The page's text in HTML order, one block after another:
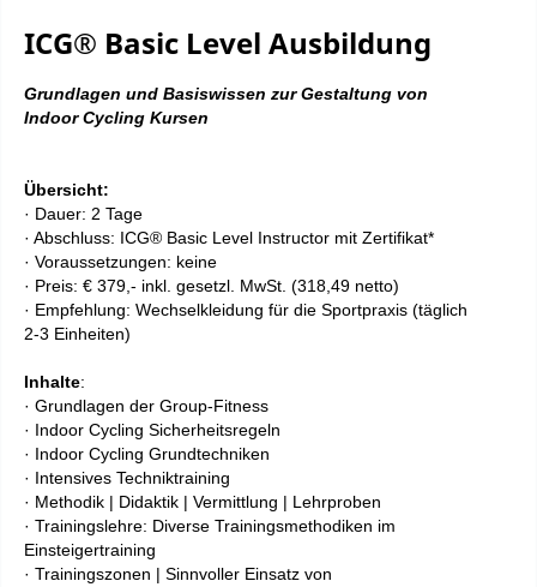
ICG® Basic Level Ausbildung
Grundlagen und Basiswissen zur Gestaltung von
Indoor Cycling Kursen
Übersicht:
· Dauer: 2 Tage
· Abschluss: ICG® Basic Level Instructor mit Zertifikat*
· Voraussetzungen: keine
· Preis: € 379,- inkl. gesetzl. MwSt. (318,49 netto)
· Empfehlung: Wechselkleidung für die Sportpraxis (täglich
2-3 Einheiten)
Inhalte:
· Grundlagen der Group-Fitness
· Indoor Cycling Sicherheitsregeln
· Indoor Cycling Grundtechniken
· Intensives Techniktraining
· Methodik | Didaktik | Vermittlung | Lehrproben
· Trainingslehre: Diverse Trainingsmethodiken im
Einsteigertraining
· Trainingszonen | Sinnvoller Einsatz von